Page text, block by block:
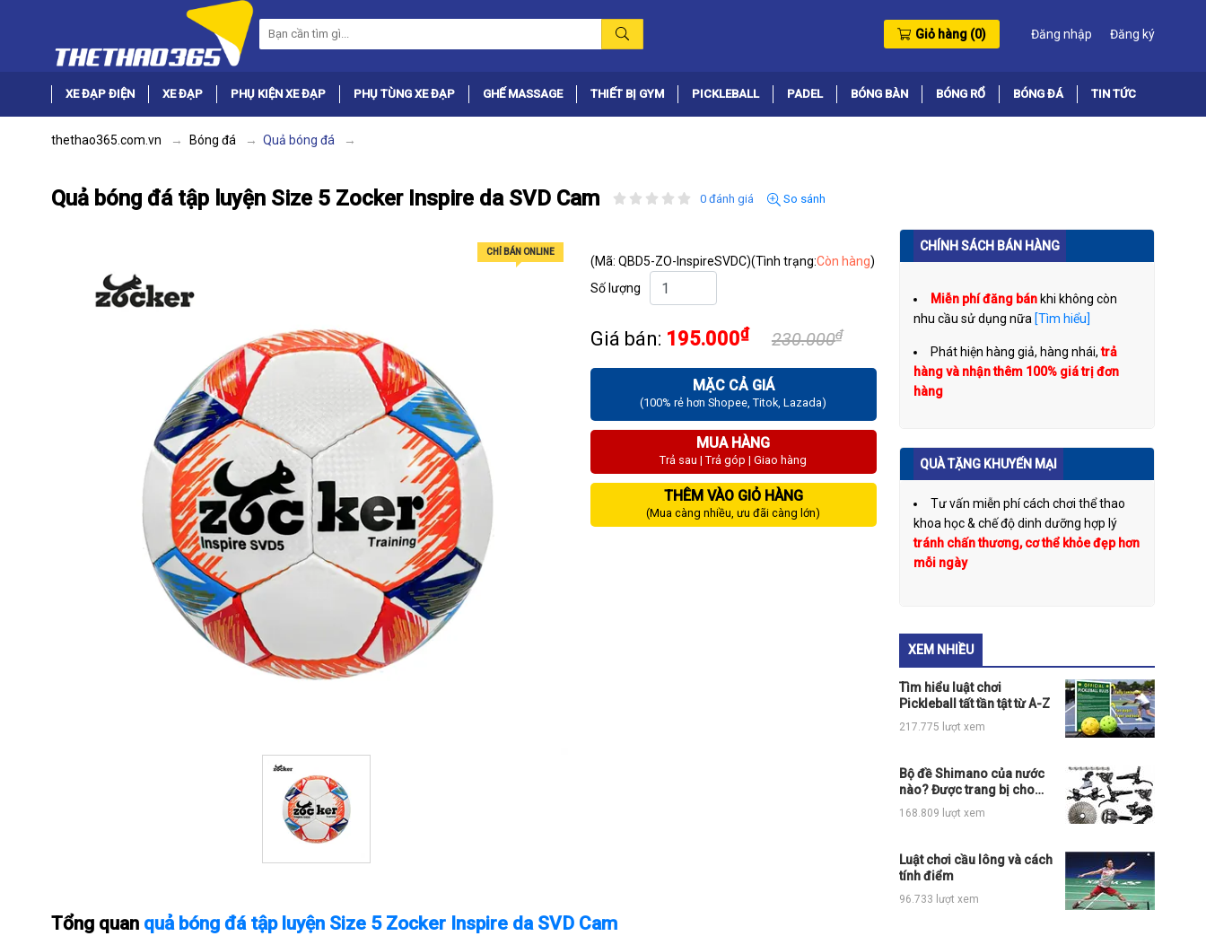
Giỏ hàng (0) Đăng nhập Đăng ký
XE ĐẠP ĐIỆN XE ĐẠP PHỤ KIỆN XE ĐẠP PHỤ TÙNG XE ĐẠP GHẾ MASSAGE THIẾT BỊ GYM PICKLEBALL PADEL BÓNG BÀN BÓNG RỔ BÓNG ĐÁ TIN TỨC
thethao365.com.vn Bóng đá Quả bóng đá
Quả bóng đá tập luyện Size 5 Zocker Inspire da SVD Cam 0 đánh giá So sánh
CHỈ BÁN ONLINE
(Mã: QBD5-ZO-InspireSVDC)(Tình trạng:Còn hàng)
Số lượng
Giá bán: 195.000₫ 230.000₫
MẶC CẢ GIÁ
(100% rẻ hơn Shopee, Titok, Lazada)
MUA HÀNG
Trả sau | Trả góp | Giao hàng
THÊM VÀO GIỎ HÀNG
(Mua càng nhiều, ưu đãi càng lớn)
Tổng quan quả bóng đá tập luyện Size 5 Zocker Inspire da SVD Cam
CHÍNH SÁCH BÁN HÀNG
Miễn phí đăng bán khi không còn
nhu cầu sử dụng nữa [Tìm hiểu]
Phát hiện hàng giả, hàng nhái,trả
hàng và nhận thêm 100% giá trị đơn
hàng
QUÀ TẶNG KHUYẾN MẠI
Tư vấn miễn phí cách chơi thể thao
khoa học & chế độ dinh dưỡng hợp lý
tránh chấn thương, cơ thể khỏe đẹp hơn
mỗi ngày
XEM NHIỀU
Tìm hiểu luật chơi
Pickleball tất tần tật từ A-Z
217.775 lượt xem
Bộ đề Shimano của nước
nào? Được trang bị cho
những loại xe đạp thể thao
168.809 lượt xem
Luật chơi cầu lông và cách
tính điểm
96.733 lượt xem